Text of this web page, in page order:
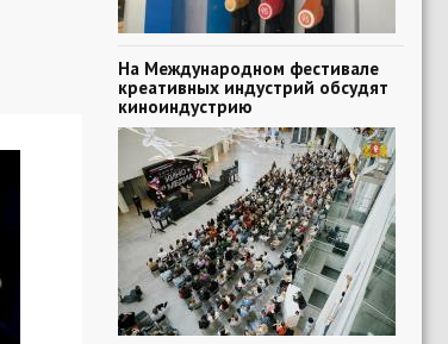
На Международном фестивале
креативных индустрий обсудят
киноиндустрию